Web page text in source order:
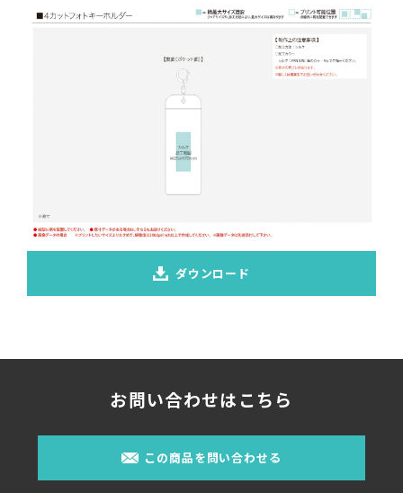
ダウンロード
お問い合わせはこちら
この商品を問い合わせる